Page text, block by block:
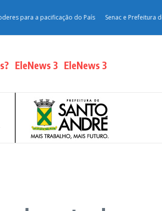
para a pacificação do País Senac e Prefeitura de
EleNews 3 EleNews 3